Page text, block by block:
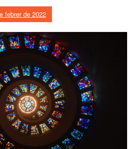
febrer de 2022